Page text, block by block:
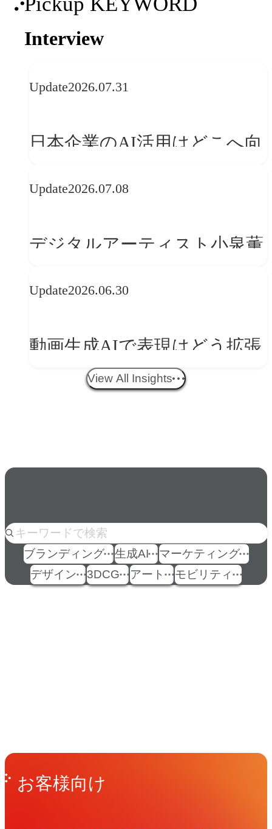
Interview
Update2026.07.31
日本企業のAI活用はどこへ向
レンドに見る「人間中心」へ
Update2026.07.08
デジタルアーティスト小泉薫
ークフロー設計と「ノイズと
Update2026.06.30
動画生成AIで表現はどう拡張
する？映像ディレクター橋本
View All Insights
人気のkeyword
ブランディング 生成AI
マーケティング
デザイン
3DCG アート モビリティ
Get in Touchお問い合わせ
お客様向け